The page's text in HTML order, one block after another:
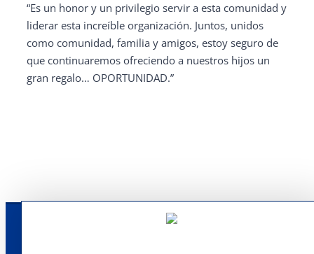
“Es un honor y un privilegio servir a esta comunidad y
liderar esta increíble organización. Juntos, unidos
como comunidad, familia y amigos, estoy seguro de
que continuaremos ofreciendo a nuestros hijos un
gran regalo… OPORTUNIDAD.”